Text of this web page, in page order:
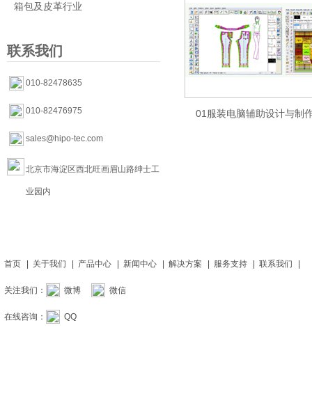
箱包及皮革行业
联系我们
010-82478635
010-82476975
sales@hipo-tec.com
北京市海淀区西北旺画眉山路绅士工
业园内
01服装电脑辅助设计与制
首页 关于我们 产品中心 新闻中心 解决方案 服务支持 联系我们
关注我们： 微博 微信
在线咨询： QQ